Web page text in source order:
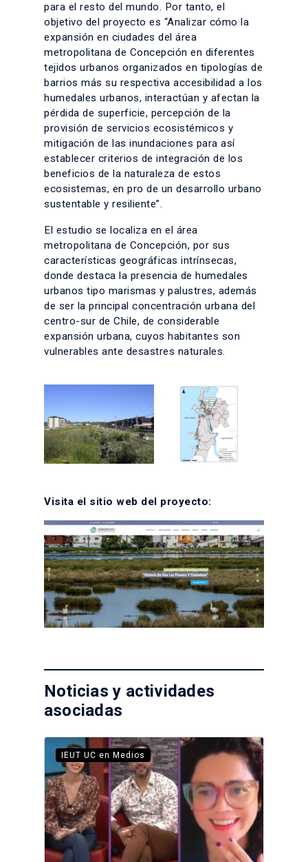
para el resto del mundo. Por tanto, el
objetivo del proyecto es “Analizar cómo la
expansión en ciudades del área
metropolitana de Concepción en diferentes
tejidos urbanos organizados en tipologías de
barrios más su respectiva accesibilidad a los
humedales urbanos, interactúan y afectan la
pérdida de superficie, percepción de la
provisión de servicios ecosistémicos y
mitigación de las inundaciones para así
establecer criterios de integración de los
beneficios de la naturaleza de estos
ecosistemas, en pro de un desarrollo urbano
sustentable y resiliente”.
El estudio se localiza en el área
metropolitana de Concepción, por sus
características geográficas intrínsecas,
donde destaca la presencia de humedales
urbanos tipo marismas y palustres, además
de ser la principal concentración urbana del
centro-sur de Chile, de considerable
expansión urbana, cuyos habitantes son
vulnerables ante desastres naturales.
Visita el sitio web del proyecto:
Noticias y actividades
asociadas
IEUT UC en Medios